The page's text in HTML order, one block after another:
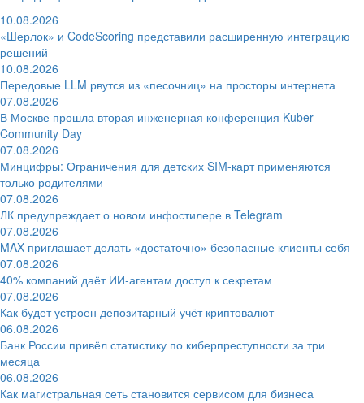
10.08.2026
«Шерлок» и CodeScoring представили расширенную интеграцию
решений
10.08.2026
Передовые LLM рвутся из «песочниц» на просторы интернета
07.08.2026
В Москве прошла вторая инженерная конференция Kuber
Community Day
07.08.2026
Минцифры: Ограничения для детских SIM-карт применяются
только родителями
07.08.2026
ЛК предупреждает о новом инфостилере в Telegram
07.08.2026
MAX приглашает делать «достаточно» безопасные клиенты себя
07.08.2026
40% компаний даёт ИИ‑агентам доступ к секретам
07.08.2026
Как будет устроен депозитарный учёт криптовалют
06.08.2026
Банк России привёл статистику по киберпреступности за три
месяца
06.08.2026
Как магистральная сеть становится сервисом для бизнеса